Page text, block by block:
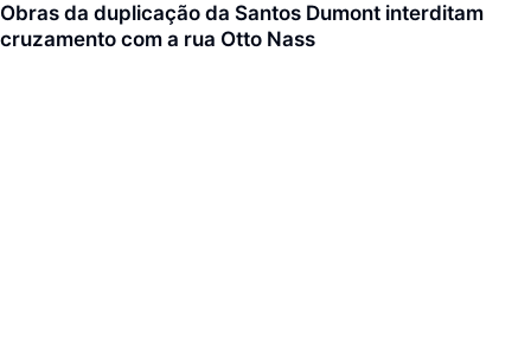
Obras da duplicação da Santos Dumont interditam
cruzamento com a rua Otto Nass